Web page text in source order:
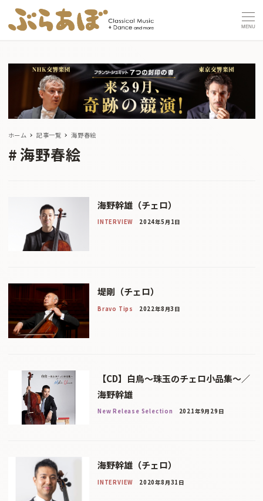
MENU
ホーム 記事一覧 海野春絵
海野春絵
海野幹雄（チェロ）
INTERVIEW 2024年5月1日
堤剛（チェロ）
Bravo Tips 2022年8月3日
【CD】白鳥〜珠玉のチェロ小品集〜／
海野幹雄
New Release Selection 2021年9月29日
海野幹雄（チェロ）
INTERVIEW 2020年8月31日